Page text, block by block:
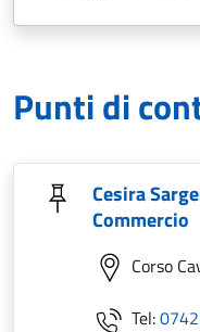
Punti di
Cesira
Commercio
Corso
Tel: